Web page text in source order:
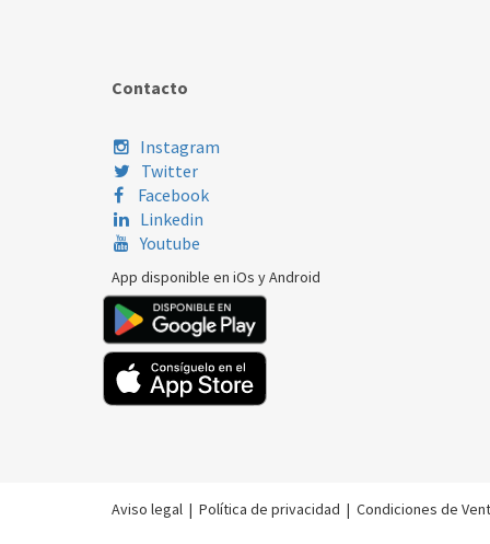
Contacto
Instagram
Twitter
Facebook
Linkedin
Youtube
App disponible en iOs y Android
Aviso legal | Política de privacidad | Condiciones de